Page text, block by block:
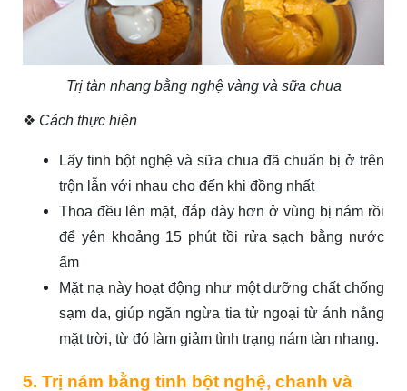
Trị tàn nhang bằng nghệ vàng và sữa chua
❖ Cách thực hiện
Lấy tinh bột nghệ và sữa chua đã chuẩn bị ở trên
trộn lẫn với nhau cho đến khi đồng nhất
Thoa đều lên mặt, đắp dày hơn ở vùng bị nám rồi
để yên khoảng 15 phút tồi rửa sạch bằng nước
ấm
Mặt nạ này hoạt động như một dưỡng chất chống
sạm da, giúp ngăn ngừa tia tử ngoại từ ánh nắng
mặt trời, từ đó làm giảm tình trạng nám tàn nhang.
5. Trị nám bằng tinh bột nghệ, chanh và